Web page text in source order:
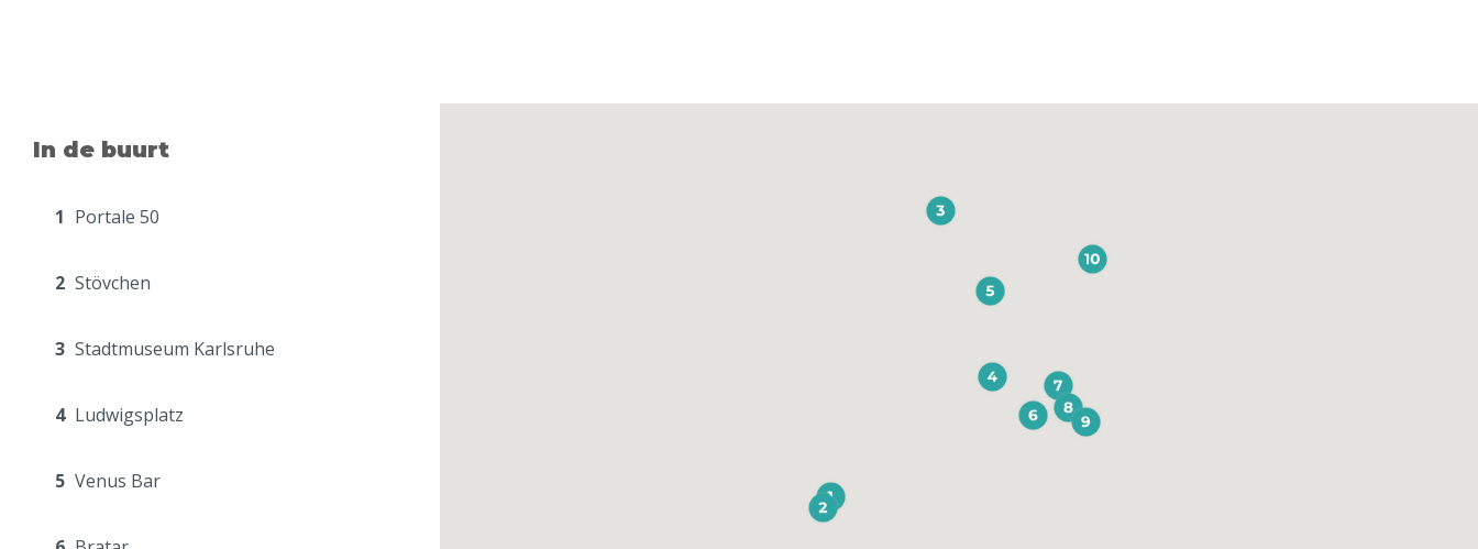
In de buurt
1 Portale 50
2 Stövchen
3 Stadtmuseum Karlsruhe
4 Ludwigsplatz
5 Venus Bar